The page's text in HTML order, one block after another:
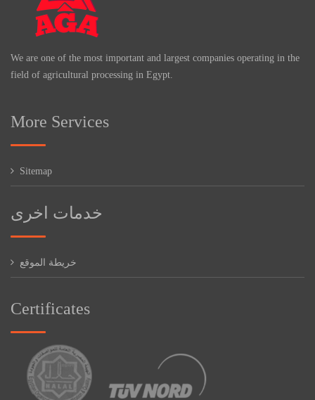
We are one of the most important and largest companies operating in the
field of agricultural processing in Egypt.
More Services
Sitemap
خدمات اخرى
خريطة الموقع
Certificates